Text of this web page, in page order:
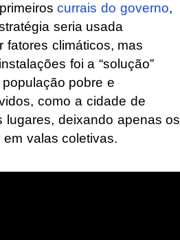
currais do governo,
seria usada
climáticos, mas
foi a “solução”
pobre e
como a cidade de
lugares, deixando apenas os
valas coletivas.